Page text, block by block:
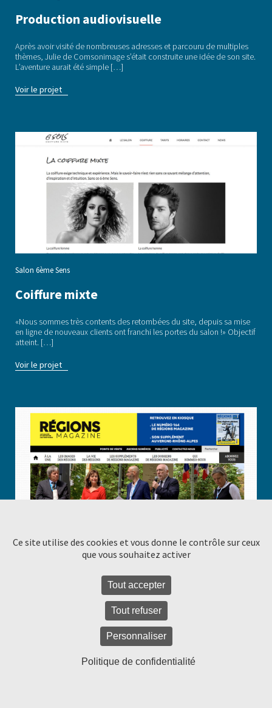
Production audiovisuelle
Après avoir visité de nombreuses adresses et parcouru de multiples
thèmes, Julie de Comsonimage s’était construite une idée de son site.
L’aventure aurait été simple […]
Voir le projet
Salon 6ème Sens
Coiffure mixte
«Nous sommes très contents des retombées du site, depuis sa mise
en ligne de nouveaux clients ont franchi les portes du salon !» Objectif
atteint. […]
Voir le projet
Régions Magazine
L’objectif du site est de proposer quelques articles du dernier numéro
papier pour donner un aperçu des contenus. Les publications sont
nombreuses et régulières, il […]
Ce site utilise des cookies et vous donne le contrôle sur ceux
que vous souhaitez activer
Tout accepter
Tout refuser
Personnaliser
Politique de confidentialité